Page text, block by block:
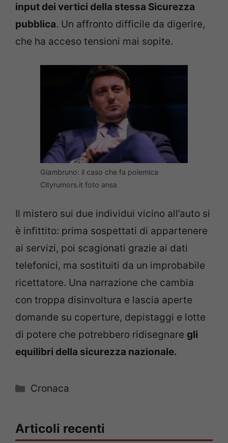
input dei vertici della stessa Sicurezza
pubblica. Un affronto difficile da digerire,
che ha acceso tensioni mai sopite.
Giambruno: il caso che fa polemica
Cityrumors.it foto ansa
Il mistero sui due individui vicino all’auto si
è infittito: prima sospettati di appartenere
ai servizi, poi scagionati grazie ai dati
telefonici, ma sostituiti da un improbabile
ricettatore. Una narrazione che cambia
con troppa disinvoltura e lascia aperte
domande su coperture, depistaggi e lotte
di potere che potrebbero ridisegnare gli
equilibri della sicurezza nazionale.
Categorie
Cronaca
Articoli recenti